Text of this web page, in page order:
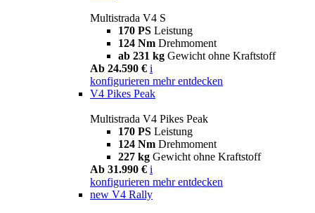
Multistrada V4 S
170 PS Leistung
124 Nm Drehmoment
ab 231 kg Gewicht ohne Kraftstoff
Ab 24.590 € i
konfigurieren mehr entdecken
V4 Pikes Peak
Multistrada V4 Pikes Peak
170 PS Leistung
124 Nm Drehmoment
227 kg Gewicht ohne Kraftstoff
Ab 31.990 € i
konfigurieren mehr entdecken
new V4 Rally